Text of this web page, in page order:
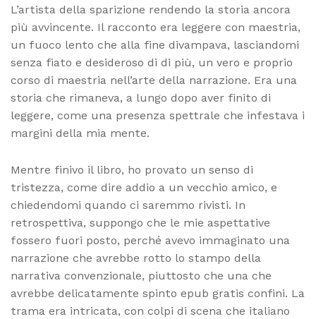
L’artista della sparizione rendendo la storia ancora
più avvincente. Il racconto era leggere con maestria,
un fuoco lento che alla fine divampava, lasciandomi
senza fiato e desideroso di di più, un vero e proprio
corso di maestria nell’arte della narrazione. Era una
storia che rimaneva, a lungo dopo aver finito di
leggere, come una presenza spettrale che infestava i
margini della mia mente.
Mentre finivo il libro, ho provato un senso di
tristezza, come dire addio a un vecchio amico, e
chiedendomi quando ci saremmo rivisti. In
retrospettiva, suppongo che le mie aspettative
fossero fuori posto, perché avevo immaginato una
narrazione che avrebbe rotto lo stampo della
narrativa convenzionale, piuttosto che una che
avrebbe delicatamente spinto epub gratis confini. La
trama era intricata, con colpi di scena che italiano